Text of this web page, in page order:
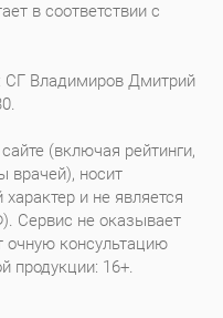
в соответствии с
СГ Владимиров Дмитрий
(включая рейтинги,
врачей), носит
и не является
Сервис не оказывает
очную консультацию
продукции: 16+.